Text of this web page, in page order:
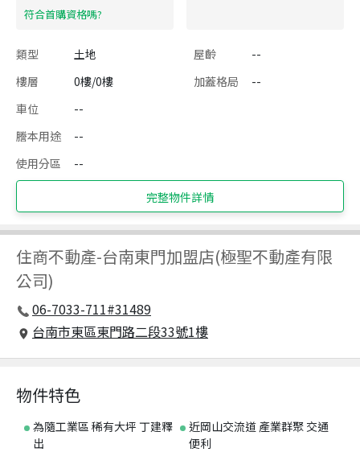
​符合首購資格嗎?
類型 土地 屋齡
--
樓層
0樓/0樓 加蓋格局
--
車位
--
謄本用途
--
使用分區
--
完整物件詳情
住商不動產-台南東門加盟店(極聖不動產有限
公司)
06-7033-711#31489
台南市東區東門路二段33號1樓
物件特色
為隨工業區 稀有大坪 丁建釋
出
近岡山交流道 產業群聚 交通
便利